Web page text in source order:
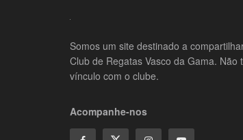
Somos um site destinado a
Club de Regatas Vasco da Gama. Não
vínculo com o clube.
Acompanhe-nos